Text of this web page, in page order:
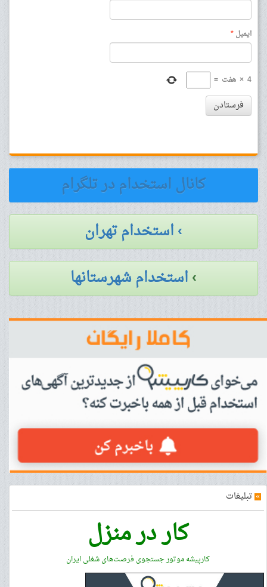
ایمیل*
4
× هفت =
فرستادن
کانال استخدام در تلگرام
› استخدام تهران
›استخدام شهرستانها
» تبلیغات
کار در منزل
کارپیشه موتور جستجوی فرصت‌های شغلی ایران